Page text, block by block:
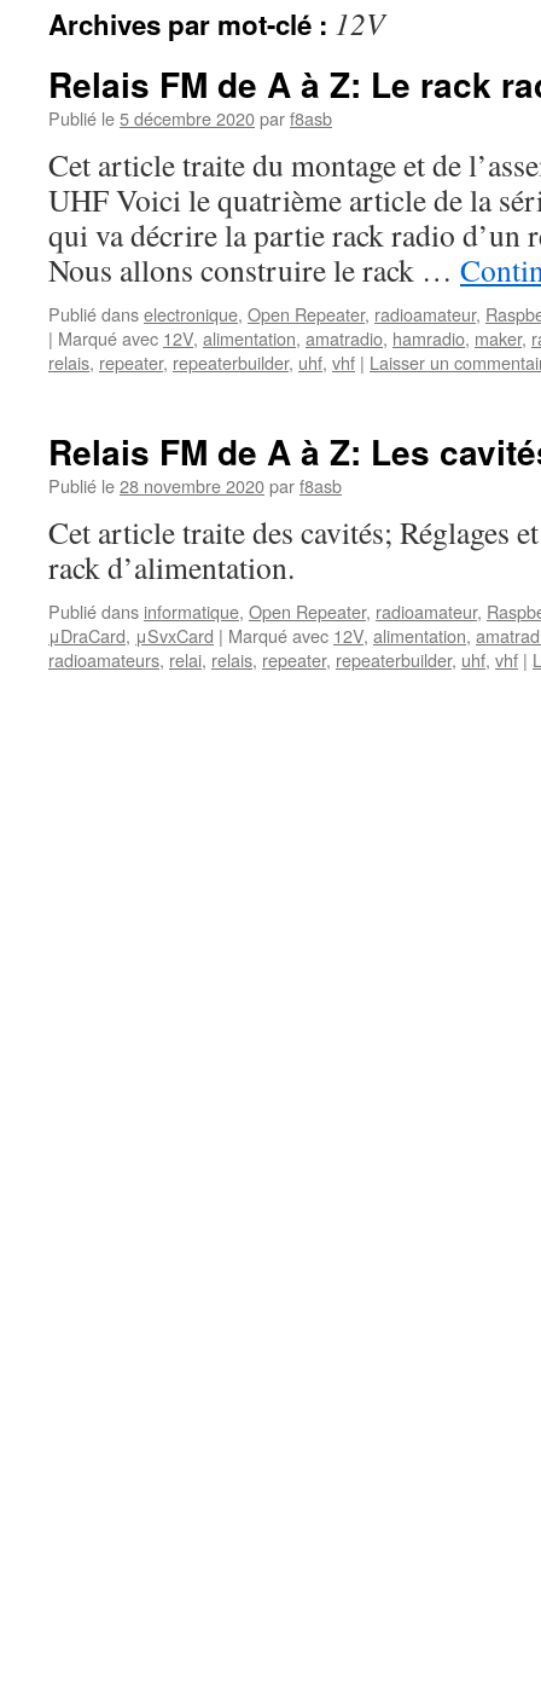
Archives par mot-clé : 12V
Relais FM de A à Z: Le rack
Publié le5 décembre 2020parf8asb
Cet article traite du montage et de
UHF Voici le quatrième article de la
qui va décrire la partie rack radio d’un
Nous allons construire le rack …
Publié danselectronique, Open Repeater, radioamateur,
| Marqué avec 12V, alimentation, amatradio, hamradio, maker,
relais, repeater, repeaterbuilder, uhf, vhf | Laisser un
Relais FM de A à Z: Les
Publié le28 novembre 2020parf8asb
Cet article traite des cavités; Réglages
rack d’alimentation.
Publié dans informatique, Open Repeater, radioamateur,
μDraCard, μSvxCard | Marqué avec 12V, alimentation,
radioamateurs, relai, relais, repeater, repeaterbuilder, uhf, vhf |